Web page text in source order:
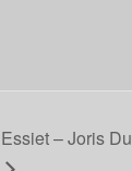
– Joris